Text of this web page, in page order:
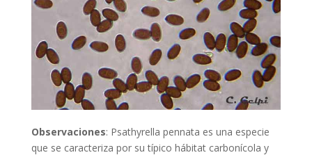
Observaciones: Psathyrella pennata es una especie
que se caracteriza por su típico hábitat carbonícola y